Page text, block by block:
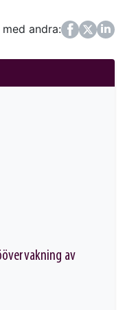
med andra:
FacebookTwitter
LinkedIn
av